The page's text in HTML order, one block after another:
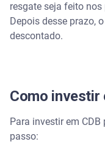
resgate seja feito
Depois desse prazo,
descontado.
Como investir
Para investir em
passo: